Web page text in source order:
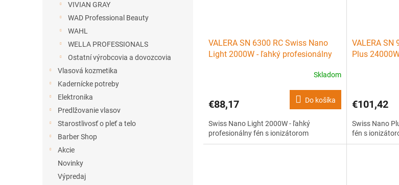
VIVIAN GRAY
WAD Professional Beauty
WAHL
WELLA PROFESSIONALS
Ostatní výrobcovia a dovozcovia
Vlasová kozmetika
Kadernícke potreby
Elektronika
Predlžovanie vlasov
Starostlivosť o pleť a telo
Barber Shop
Akcie
Novinky
Výpredaj
VALERA SN 6300 RC Swiss Nano
Light 2000W - ľahký profesionálny
Skladom
€88,17 Do košíka
Swiss Nano Light 2000W - ľahký
profesionálny fén s ionizátorom
VALERA SN
Plus
€101,42
Swiss Nano
fén s